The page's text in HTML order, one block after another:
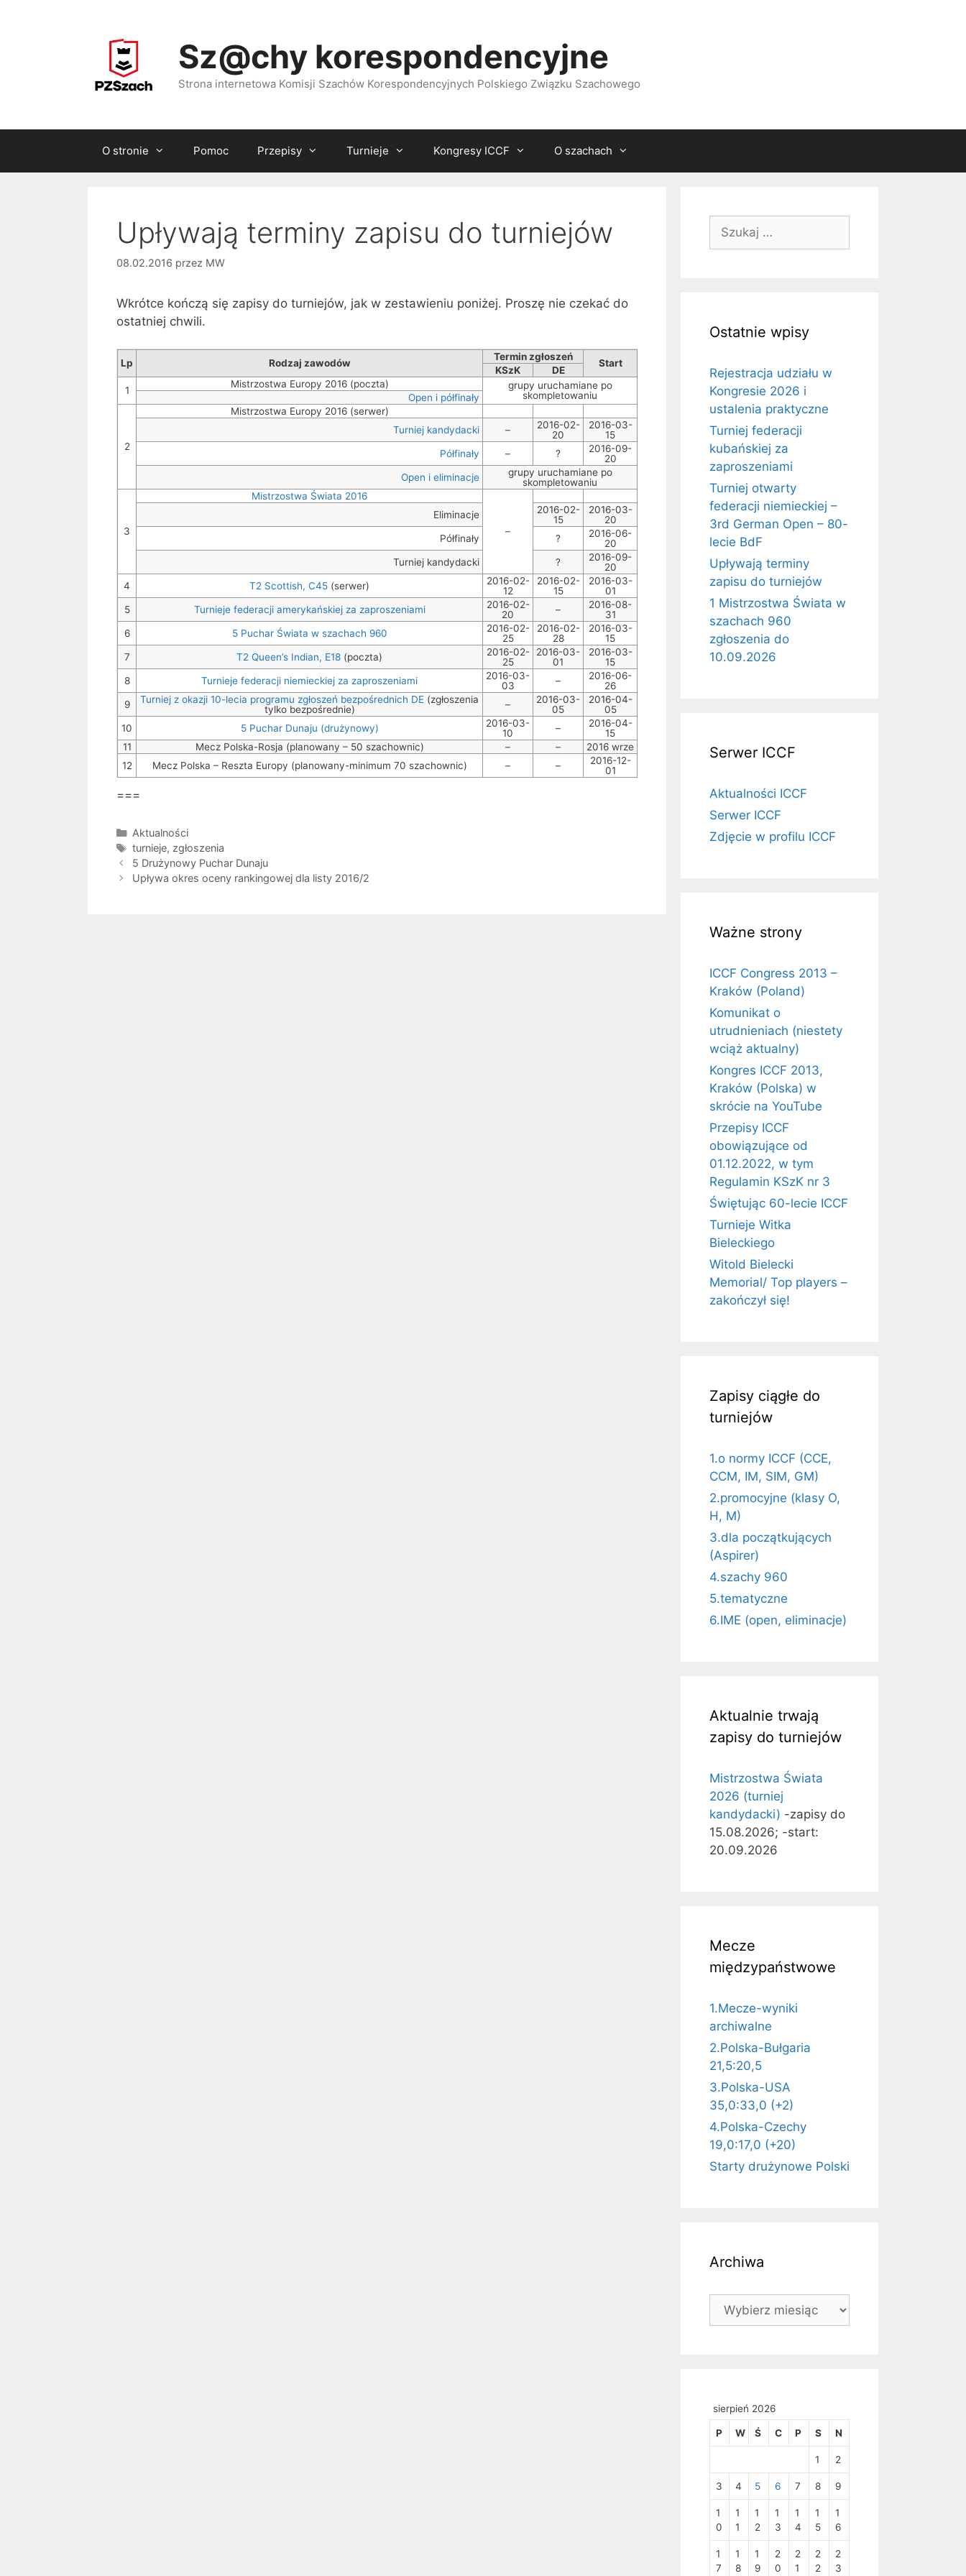
Sz@chy korespondencyjne
Strona internetowa Komisji Szachów Korespondencyjnych Polskiego Związku Szachowego
O stronie Pomoc Przepisy Turnieje Kongresy ICCF O szachach
Upływają terminy zapisu do turniejów
08.02.2016 przez MW
Wkrótce kończą się zapisy do turniejów, jak w zestawieniu poniżej. Proszę nie czekać do
ostatniej chwili.
Lp Rodzaj zawodów
Termin zgłoszeń
Start
KSzK
DE
1
Mistrzostwa Europy 2016 (poczta)
grupy uruchamiane po
skompletowaniu
Open i półfinały
2
Mistrzostwa Europy 2016 (serwer)
Turniej kandydacki
–
2016-02-
20
2016-03-
15
Półfinały
– ?
2016-09-
20
Open i eliminacje
grupy uruchamiane po
skompletowaniu
3
Mistrzostwa Świata 2016
–
Eliminacje
2016-02-
15
2016-03-
20
Półfinały
?
2016-06-
20
Turniej kandydacki
?
2016-09-
20
4
T2 Scottish, C45 (serwer)
2016-02-
12
2016-02-
15
2016-03-
01
5
Turnieje federacji amerykańskiej za zaproszeniami
2016-02-
20
–
2016-08-
31
6
5 Puchar Świata w szachach 960
2016-02-
25
2016-02-
28
2016-03-
15
7
T2 Queen’s Indian, E18 (poczta)
2016-02-
25
2016-03-
01
2016-03-
15
8
Turnieje federacji niemieckiej za zaproszeniami
2016-03-
03
–
2016-06-
26
9
Turniej z okazji 10-lecia programu zgłoszeń bezpośrednich DE (zgłoszenia
tylko bezpośrednie)
–
2016-03-
05
2016-04-
05
10
5 Puchar Dunaju (drużynowy)
2016-03-
10
–
2016-04-
15
11
Mecz Polska-Rosja (planowany – 50 szachownic) – –
2016 wrze
12
Mecz Polska – Reszta Europy (planowany-minimum 70 szachownic) – –
2016-12-
01
===
Kategorie
Aktualności
Tagi
turnieje, zgłoszenia
5 Drużynowy Puchar Dunaju
Upływa okres oceny rankingowej dla listy 2016/2
Ostatnie wpisy
Rejestracja udziału w
Kongresie 2026 i
ustalenia praktyczne
Turniej federacji
kubańskiej za
zaproszeniami
Turniej otwarty
federacji niemieckiej –
3rd German Open – 80-
lecie BdF
Upływają terminy
zapisu do turniejów
1 Mistrzostwa Świata w
szachach 960
zgłoszenia do
10.09.2026
Serwer ICCF
Aktualności ICCF
Serwer ICCF
Zdjęcie w profilu ICCF
Ważne strony
ICCF Congress 2013 –
Kraków (Poland)
Komunikat o
utrudnieniach (niestety
wciąż aktualny)
Kongres ICCF 2013,
Kraków (Polska) w
skrócie na YouTube
Przepisy ICCF
obowiązujące od
01.12.2022, w tym
Regulamin KSzK nr 3
Świętując 60-lecie ICCF
Turnieje Witka
Bieleckiego
Witold Bielecki
Memorial/ Top players –
zakończył się!
Zapisy ciągłe do
turniejów
1.o normy ICCF (CCE,
CCM, IM, SIM, GM)
2.promocyjne (klasy O,
H, M)
3.dla początkujących
(Aspirer)
4.szachy 960
5.tematyczne
6.IME (open, eliminacje)
Aktualnie trwają
zapisy do turniejów
Mistrzostwa Świata
2026 (turniej
kandydacki) -zapisy do
15.08.2026; -start:
20.09.2026
Mecze
międzypaństwowe
1.Mecze-wyniki
archiwalne
2.Polska-Bułgaria
21,5:20,5
3.Polska-USA
35,0:33,0 (+2)
4.Polska-Czechy
19,0:17,0 (+20)
Starty drużynowe Polski
Archiwa
Archiwa
sierpień 2026
P W Ś C P S N
1 2
3 4 5 6 7 8 9
1
0
1
1
1
2
1
3
1
4
1
5
1
6
1
7
1
8
1
9
2
0
2
1
2
2
2
3